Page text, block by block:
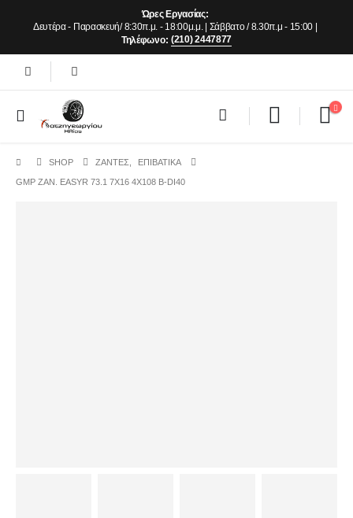
Ώρες Εργασίας:
Δευτέρα - Παρασκευή/ 8:30π.μ. - 18:00μ.μ. | Σάββατο / 8.30π.μ - 15:00 |
Τηλέφωνο: (210) 2447877
SHOP ΖΆΝΤΕΣ ΕΠΙΒΑΤΙΚΑ
GMP ΖΑΝ. EASYR 73.1 7Χ16 4Χ108 B-DI40